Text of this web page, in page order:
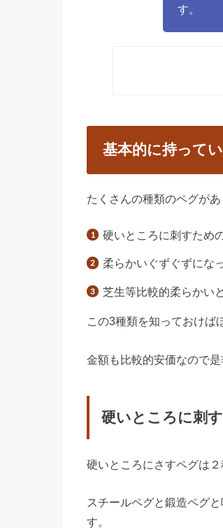
す。
基本的に持って
たくさんの種類のペグが
硬いところに刺すため
柔らかいぐずぐずにな
芝生等比較的柔らかい
この3種類を知っておけば
金額も比較的安価なので是
硬いところに刺
硬いところにさすペグは
スチールペグと鍛造ペグ
す。